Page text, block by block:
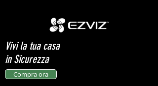
Vivi la tua casa
inSicurezza
Compra ora